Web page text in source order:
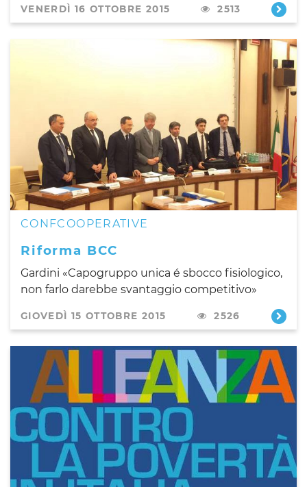
VENERDÌ 16 OTTOBRE 2015 2513
CONFCOOPERATIVE
Riforma BCC
Gardini «Capogruppo unica é sbocco fisiologico,
non farlo darebbe svantaggio competitivo»
GIOVEDÌ 15 OTTOBRE 2015 2526